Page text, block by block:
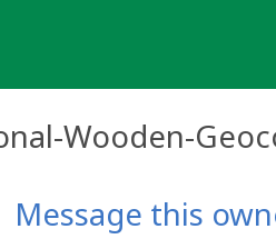
Wooden-
Message this